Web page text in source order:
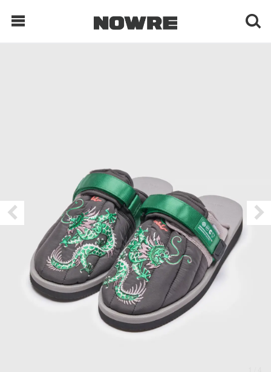
时 尚
球 鞋
生 活
科 技